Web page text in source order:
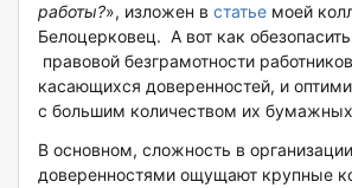
работы?», изложен в статье моей
Белоцерковец. А вот как
правовой безграмотности
касающихся доверенностей, и
с большим количеством их
В основном, сложность в
доверенностями ощущают крупные